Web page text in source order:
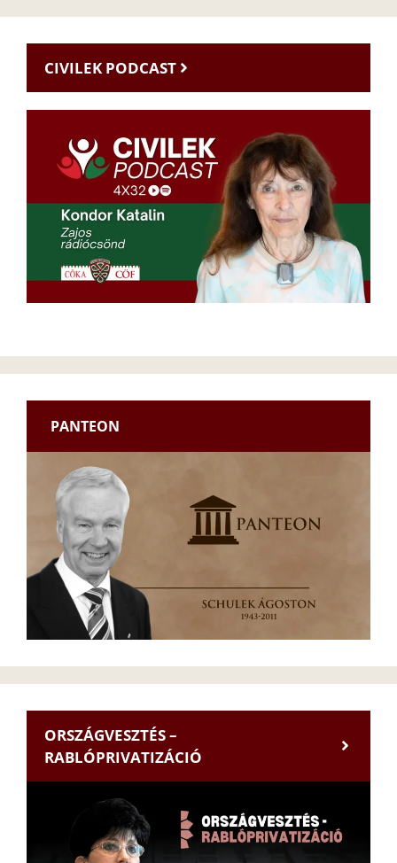
CIVILEK PODCAST
PANTEON
ORSZÁGVESZTÉS –
RABLÓPRIVATIZÁCIÓ